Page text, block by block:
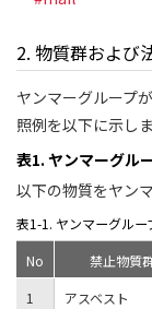
2. 物質群および
ヤンマーグループ
照例を以下に示しま
表1. ヤンマーグル
以下の物質をヤン
表1-1. ヤンマーグルー
No
禁止物質
1
アスベスト